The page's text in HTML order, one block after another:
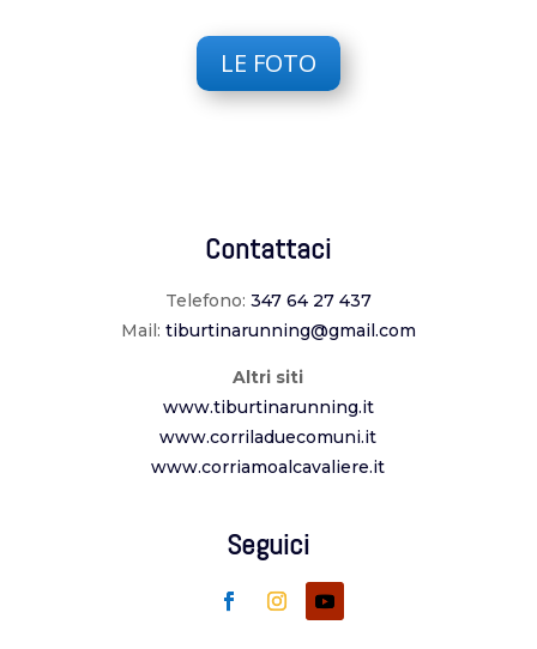
LE FOTO
Contattaci
Telefono: 347 64 27 437
Mail: tiburtinarunning@gmail.com
Altri siti
www.tiburtinarunning.it
www.corriladuecomuni.it
www.corriamoalcavaliere.it
Seguici